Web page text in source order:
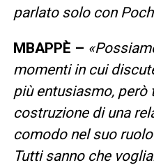
parlato solo con
MBAPPÈ –
momenti in cui
più entusiasmo,
costruzione di una
comodo nel suo
Tutti sanno che